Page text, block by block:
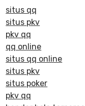
situs qq
situs pkv
pkv qq
qq online
situs qq online
situs pkv
situs poker
pkv qq